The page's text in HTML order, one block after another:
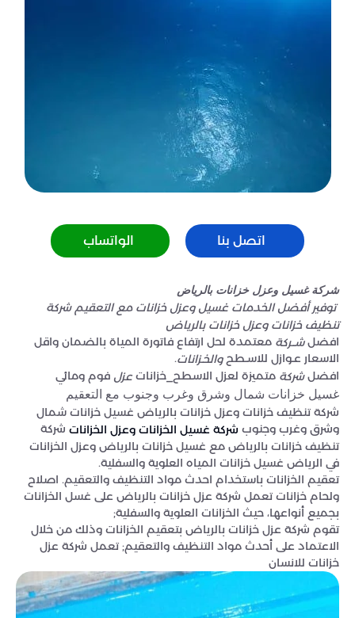
اتصل بنا الواتساب
شركة غسيل وعزل خزانات بالرياض
توفير أفضل الخدمات غسيل وعزل خزانات مع التعقيم شركة
تنظيف خزانات وعزل خزانات بالرياض
افضلشــركة معتمدة لحل ارتفاع فاتورة المياة بالضمان واقل
الاسعار عـوازل للاسـطحوالخـزانات.
افضلشركة متميزة لعزل الاسطح_خزاناتعزل فوم ومائي
غسيل خزانات شمال وشرق وغرب وجنوب مع التعقيم
شركة تنظيف خزانات وعزل خزانات بالرياض غسيل خزانات شمال
وشرق وغرب وجنوب شركة غسيل الخزانات وعزل الخزانات شركة
تنظيف خزانات بالرياض مع غسيل خزانات بالرياض وعزل الخزانات
في الرياض غسيل خزانات المياه العلوية والسفلية.
تعقيم الخزانات باستخدام احدث مواد التنظيف والتعقيم. اصلاح
ولحام خزانات تعمل شركة عزل خزانات بالرياض على غسل الخزانات
بجميع أنواعها، حيث الخزانات العلوية والسفلية;
تقوم شركة عزل خزانات بالرياض بتعقيم الخزانات وذلك من خلال
الاعتماد على أحدث مواد التنظيف والتعقيم; تعمل شركة عزل
خزانات للانسان